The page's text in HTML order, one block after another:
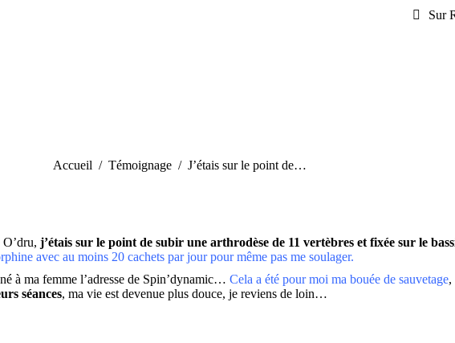
Sur
Vous êtes ici :
Accueil Témoignage J’étais sur le point de…
j’étais sur le point de subir une arthrodèse de 11 vertèbres et fixée sur le
avec au moins 20 cachets par jour pour même pas me soulager.
à ma femme l’adresse de Spin’dynamic… Cela a été pour moi ma bouée de sauvetage,
séances, ma vie est devenue plus douce, je reviens de loin…